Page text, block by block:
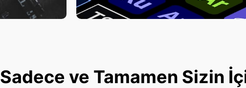
Sadece ve Tamamen Sizin